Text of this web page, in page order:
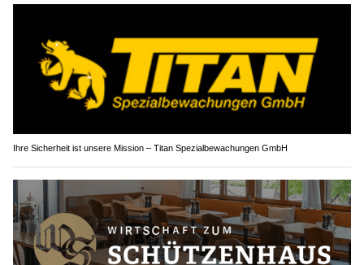
Ihre Sicherheit ist unsere Mission – Titan Spezialbewachungen GmbH